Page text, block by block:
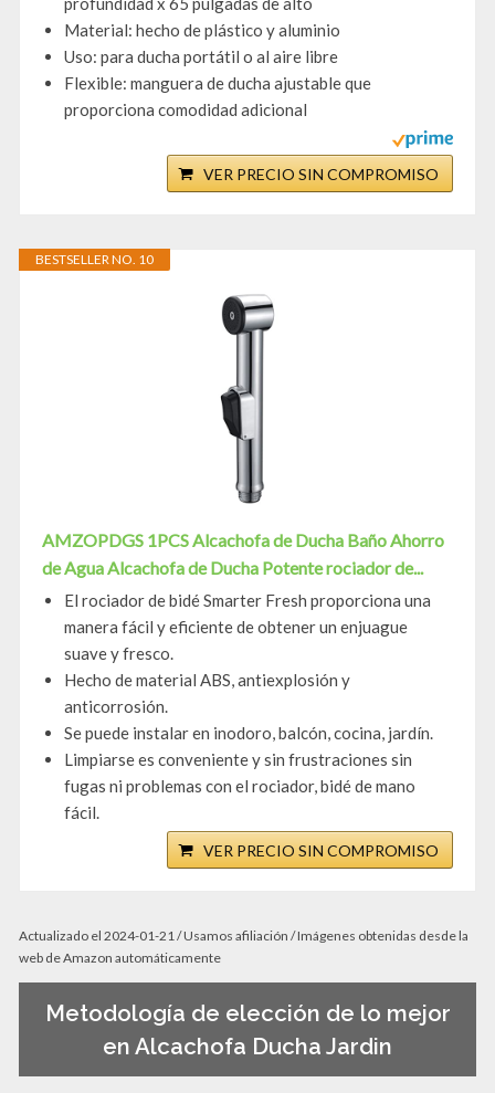
Material: hecho de plástico y aluminio
Uso: para ducha portátil o al aire libre
Flexible: manguera de ducha ajustable que
proporciona comodidad adicional
VER PRECIO SIN COMPROMISO
BESTSELLER NO. 10
AMZOPDGS 1PCS Alcachofa de Ducha Baño Ahorro
de Agua Alcachofa de Ducha Potente rociador de...
El rociador de bidé Smarter Fresh proporciona una
manera fácil y eficiente de obtener un enjuague
suave y fresco.
Hecho de material ABS, antiexplosión y
anticorrosión.
Se puede instalar en inodoro, balcón, cocina, jardín.
Limpiarse es conveniente y sin frustraciones sin
fugas ni problemas con el rociador, bidé de mano
fácil.
VER PRECIO SIN COMPROMISO
Actualizado el 2024-01-21 / Usamos afiliación / Imágenes obtenidas desde la
web de Amazon automáticamente
Metodología de elección de lo mejor
en Alcachofa Ducha Jardin